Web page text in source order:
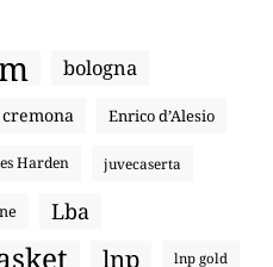
bologna
cremona Enrico d’Alesio
Harden juvecaserta
Lba
lnp lnp gold